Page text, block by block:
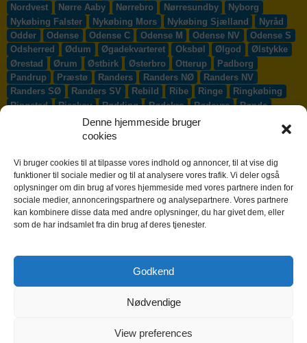
Denne hjemmeside bruger
cookies
Vi bruger cookies til at tilpasse vores indhold og annoncer, til at vise dig
funktioner til sociale medier og til at analysere vores trafik. Vi deler også
oplysninger om din brug af vores hjemmeside med vores partnere inden for
sociale medier, annonceringspartnere og analysepartnere. Vores partnere
kan kombinere disse data med andre oplysninger, du har givet dem, eller
som de har indsamlet fra din brug af deres tjenester.
Godkend
Nødvendige
View preferences
Nordvest
Nørre Aaby Nørrebro Nørresundby
Nyborg
Nykøbing Falster
Nykøbing Mors Nykøbing Sjælland
Nyråd
Odder
Odense Odense C Odense M Odense NV
Odense S
Odsherred
Ødum Øgadekvarteret Oksbøl Ølgod
Ølstykke
Ørestad
Ørum Østbirk Østerbro Otterup
Padborg
Pandrup
Præstø Randers Randers NØ
Randers NV
Randers SØ
Randers SV Rebild Ribe Ringe
Ringkøbing
Ringsted
Risskov Rødding Rødekro Rødovre
Rønde
Rønnede Roskilde Rudersdal
Rudkøbing
Ry Ryomgård
Skælskør
Skærbæk Skævinge Skagen
Skalborg
Skanderborg
Skibby Skibet Skive Skjern
Skørping
Skovlunde
Slagelse Slangerup Smørum
Smørumnedre
Sofiendal
Søften Solbjerg Solrød
Solrød Strand
Sønderborg
Søndersø Sorø Starup Stege
Stenløse
Stilling Stoholm
Sunds
Sydhavnen Taastrup
Taulov
Them Thisted Thurø By Tilst Tinglev
Tjæreborg
Tørring Trige
Vestbjerg Vester Hassing